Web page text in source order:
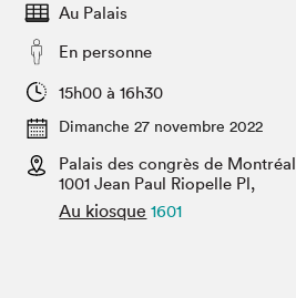
Espace exposant⋅e⋅s
Espace enseignant·e·s
Espace médias
SLM PRO
Salon dans la ville et en ligne
Projets partenaires
Au Palais
En personne
15h00 à 16h30
Dimanche 27 novembre 2022
Palais des congrès de Montréal
1001 Jean Paul Riopelle Pl,
Au kiosque 1601